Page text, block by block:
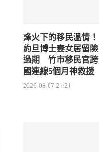
烽火下的移民溫情！
約旦博士妻女居留險
過期 竹市移民官跨
國連線5個月神救援
2026-08-07 21:21